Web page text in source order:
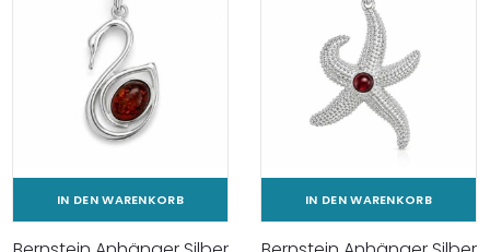
IN DEN WARENKORB IN DEN WARENKORB